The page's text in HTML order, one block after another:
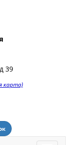
39
карта)